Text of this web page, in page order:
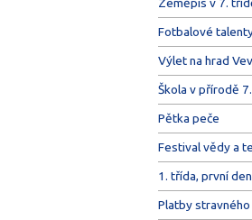
Fotbalové
Výlet na hrad
Škola v přírodě
Pětka peče
Festival vědy a
1. třída, první den
Platby stravného